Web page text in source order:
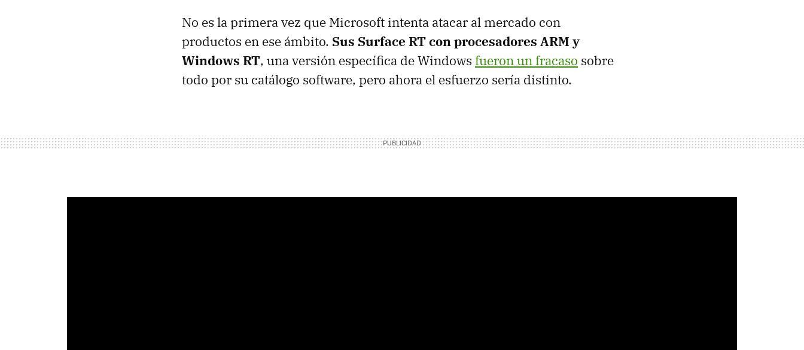
No es la primera vez que Microsoft intenta atacar al mercado con
productos en ese ámbito. Sus Surface RT con procesadores ARM y
Windows RT, una versión específica de Windows fueron un fracaso sobre
todo por su catálogo software, pero ahora el esfuerzo sería distinto.